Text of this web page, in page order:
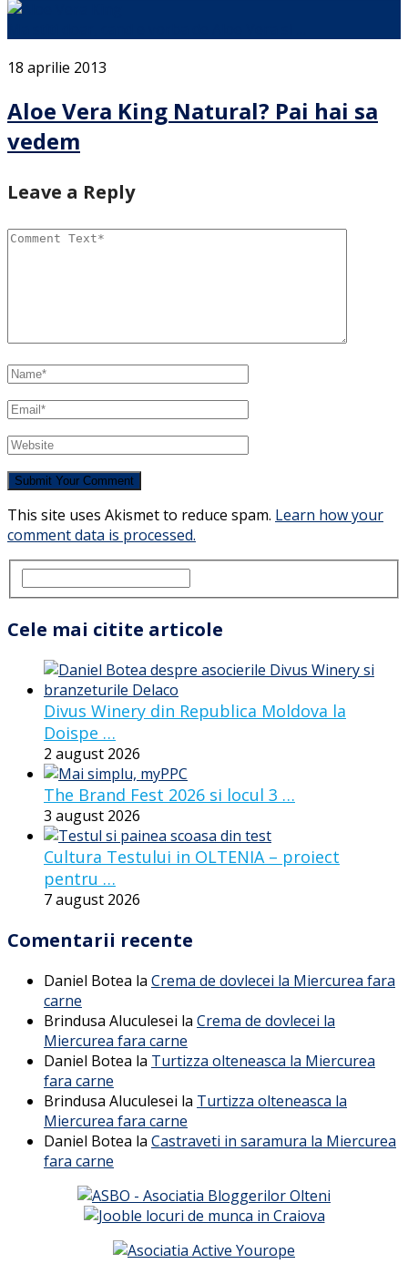
18 aprilie 2013
Aloe Vera King Natural? Pai hai sa
vedem
Leave a Reply
This site uses Akismet to reduce spam. Learn how your
comment data is processed.
Cele mai citite articole
Divus Winery din Republica Moldova la
Doispe …
2 august 2026
The Brand Fest 2026 si locul 3 …
3 august 2026
Cultura Testului in OLTENIA – proiect
pentru …
7 august 2026
Comentarii recente
Daniel Botea la Crema de dovlecei la Miercurea fara
carne
Brindusa Aluculesei la Crema de dovlecei la
Miercurea fara carne
Daniel Botea la Turtizza olteneasca la Miercurea
fara carne
Brindusa Aluculesei la Turtizza olteneasca la
Miercurea fara carne
Daniel Botea la Castraveti in saramura la Miercurea
fara carne